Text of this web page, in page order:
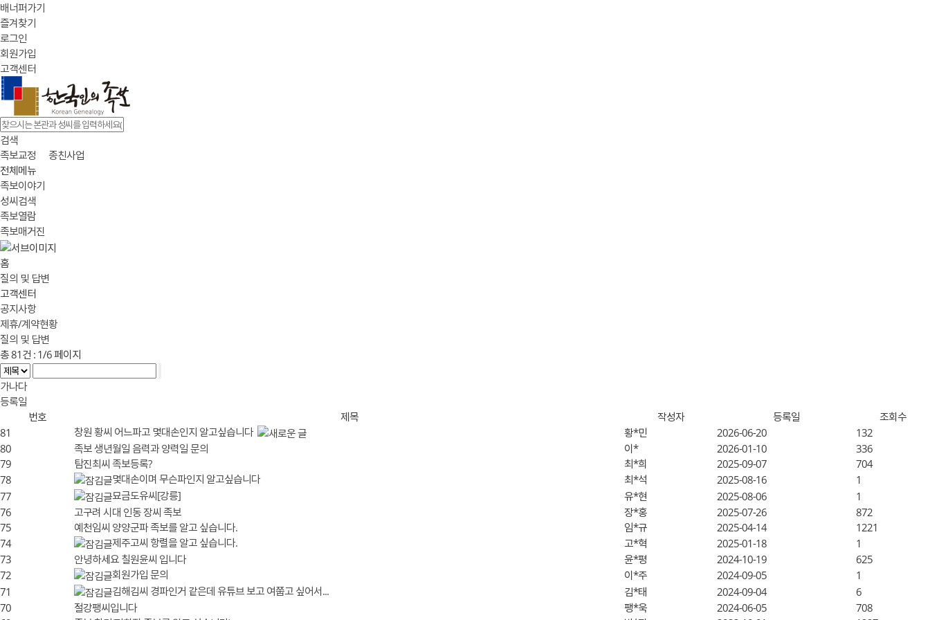
배너퍼가기
즐겨찾기
로그인
회원가입
고객센터
검색
족보교정
종친사업
전체메뉴
족보이야기
성씨검색
족보열람
족보매거진
홈
질의 및 답변
고객센터
공지사항
제휴/계약현황
질의 및 답변
총81건 : 1/6페이지
가나다
등록일
번호
제목 작성자 등록일
조회수
81
창원 황씨 어느파고 몇대손인지 알고싶습니다 황*민 2026-06-20
132
80
족보 생년월일 음력과 양력일 문의 이* 2026-01-10
336
79
탐진최씨 족보등록? 최*희 2025-09-07
704
78
몇대손이며 무슨파인지 알고싶습니다 최*석 2025-08-16
1
77
묘금도유씨[강릉] 유*현 2025-08-06
1
76
고구려 시대 인동 장씨 족보 장*홍 2025-07-26
872
75
예천임씨 양양군파 족보를 알고 싶습니다. 임*규 2025-04-14
1221
74
제주고씨 항렬을 알고 싶습니다. 고*혁 2025-01-18
1
73
안녕하세요 칠원윤씨 입니다 윤*평 2024-10-19
625
72
회원가입 문의 이*주 2024-09-05
1
71
김해김씨 경파인거 같은데 유튜브 보고 여쭙고 싶어서... 김*태 2024-09-04
6
70
절강팽씨입니다 팽*욱 2024-06-05
708